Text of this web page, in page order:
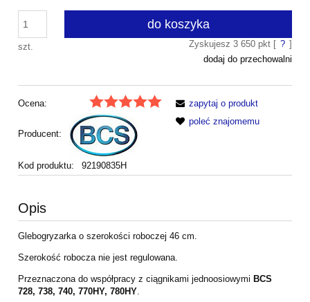
szt.
do koszyka
Zyskujesz 3 650pkt [ ? ]
dodaj do przechowalni
Ocena:
Producent:
Kod produktu: 92190835H
zapytaj o produkt
poleć znajomemu
Opis
Glebogryzarka o szerokości roboczej 46 cm.
Szerokość robocza nie jest regulowana.
Przeznaczona do współpracy z ciągnikami jednoosiowymi BCS
728, 738, 740, 770HY, 780HY